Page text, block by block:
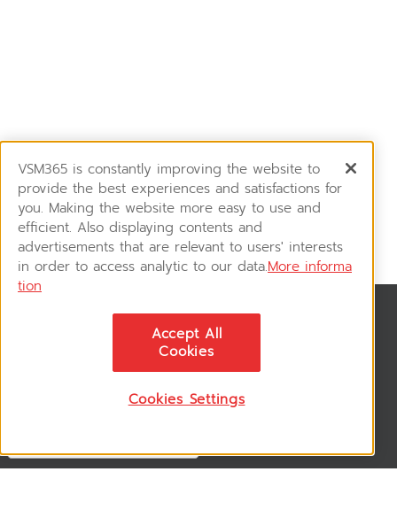
ติดตามอัพเดทข่าวสาร, โปรโมชั่น, สินค้าราคาพิเศษ ได้ก่อนใคร
VSM365 is constantly improving the website to
provide the best experiences and satisfactions for
you. Making the website more easy to use and
efficient. Also displaying contents and
advertisements that are relevant to users' interests
in order to access analytic to our data.More informa
tion
Accept All
Cookies
Cookies Settings